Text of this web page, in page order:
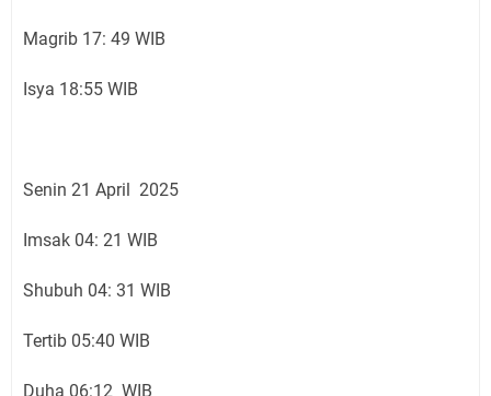
Magrib 17: 49 WIB
Isya 18:55 WIB
Senin 21 April 2025
Imsak 04: 21 WIB
Shubuh 04: 31 WIB
Tertib 05:40 WIB
Duha 06:12 WIB